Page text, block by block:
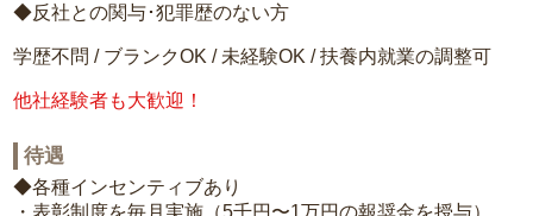
◆反社との関与･犯罪歴のない方
学歴不問 / ブランクOK / 未経験OK / 扶養内就業の調整可
他社経験者も大歓迎！
待遇
◆各種インセンティブあり